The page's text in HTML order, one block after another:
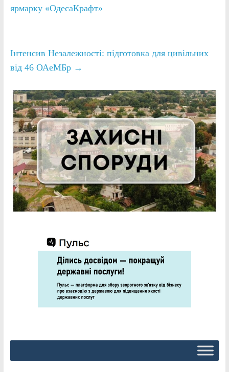
ярмарку «ОдесаКрафт»
Інтенсив Незалежності: підготовка для цивільних
від 46 ОАеМБр →